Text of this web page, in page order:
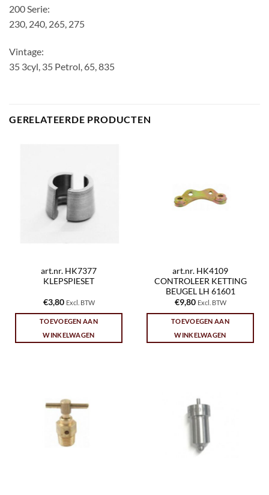
200 Serie:
230, 240, 265, 275
Vintage:
35 3cyl, 35 Petrol, 65, 835
GERELATEERDE PRODUCTEN
art.nr. HK7377
KLEPSPIESET
€3,80 Excl. BTW
TOEVOEGEN AAN
WINKELWAGEN
art.nr. HK4109
CONTROLEER KETTING
BEUGEL LH 61601
€9,80 Excl. BTW
TOEVOEGEN AAN
WINKELWAGEN